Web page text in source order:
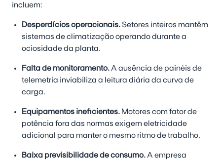
incluem:
Desperdícios operacionais. Setores inteiros mantêm
sistemas de climatização operando durante a
ociosidade da planta.
Falta de monitoramento. A ausência de painéis de
telemetria inviabiliza a leitura diária da curva de
carga.
Equipamentos ineficientes. Motores com fator de
potência fora das normas exigem eletricidade
adicional para manter o mesmo ritmo de trabalho.
Baixa previsibilidade de consumo. A empresa